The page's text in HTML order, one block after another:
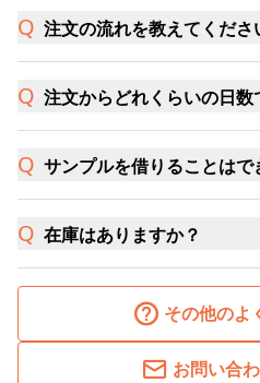
注文の流れを教えてくださ
注文からどれくらいの日数
サンプルを借りることはで
在庫はありますか？
その他のよ
お問い合